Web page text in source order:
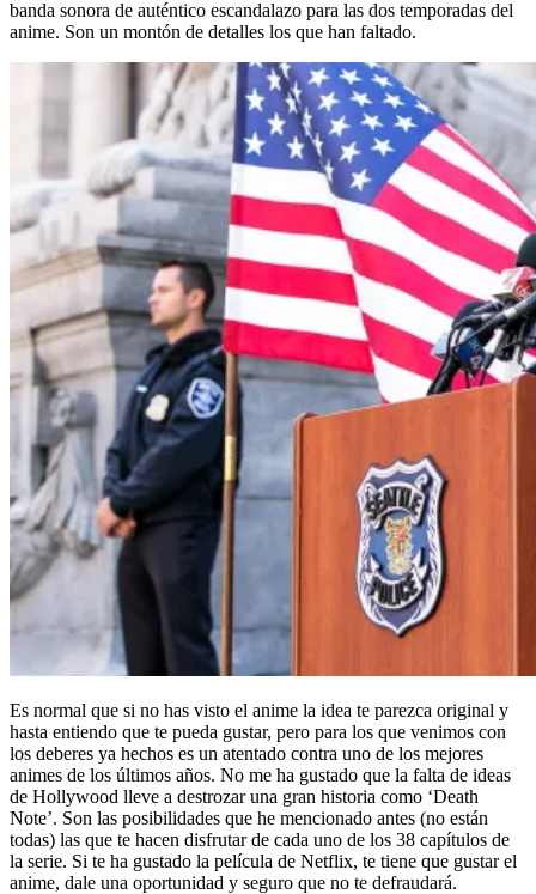
banda sonora de auténtico escandalazo para las dos temporadas del
anime. Son un montón de detalles los que han faltado.
Es normal que si no has visto el anime la idea te parezca original y
hasta entiendo que te pueda gustar, pero para los que venimos con
los deberes ya hechos es un atentado contra uno de los mejores
animes de los últimos años. No me ha gustado que la falta de ideas
de Hollywood lleve a destrozar una gran historia como ‘Death
Note’. Son las posibilidades que he mencionado antes (no están
todas) las que te hacen disfrutar de cada uno de los 38 capítulos de
la serie. Si te ha gustado la película de Netflix, te tiene que gustar el
anime, dale una oportunidad y seguro que no te defraudará.